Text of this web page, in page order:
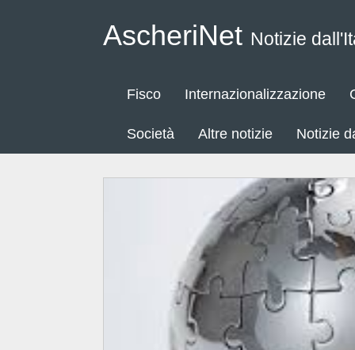
AscheriNet Notizie
Fisco Internazionalizzazione
Società Altre notizie Notizie